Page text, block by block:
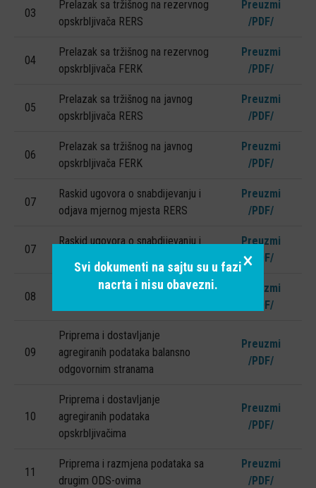
Svi dokumenti na sajtu su u fazi
nacrta i nisu obavezni.
×
03
Prelazak sa tržišnog na rezervnog
opskrbljivača RERS
Preuzmi
/PDF/
04
Prelazak sa tržišnog na rezervnog
opskrbljivača FERK
Preuzmi
/PDF/
05
Prelazak sa tržišnog na javnog
opskrbljivača RERS
Preuzmi
/PDF/
06
Prelazak sa tržišnog na javnog
opskrbljivača FERK
Preuzmi
/PDF/
07
Raskid ugovora o snabdijevanju i
odjava mjernog mjesta RERS
Preuzmi
/PDF/
07
Raskid ugovora o snabdijevanju i
Preuzmi
/PDF/
08
Elektroenergetska suglasnost i
Preuzmi
/PDF/
09
Priprema i dostavljanje
agregiranih podataka balansno
odgovornim stranama
Preuzmi
/PDF/
10
Priprema i dostavljanje
agregiranih podataka
opskrbljivačima
Preuzmi
/PDF/
11
Priprema i razmjena podataka sa
drugim ODS-ovima
Preuzmi
/PDF/